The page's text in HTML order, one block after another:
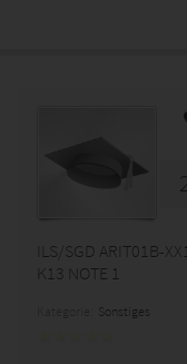
ILS/SGD ARIT01B-
K13 NOTE 1
Sonstiges